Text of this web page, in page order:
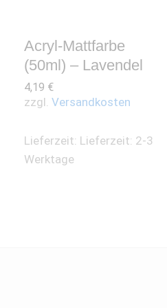
Acryl-Mattfarbe
(50ml) – Lavendel
4,19 €
zzgl. Versandkosten
Lieferzeit: Lieferzeit: 2-3
Werktage